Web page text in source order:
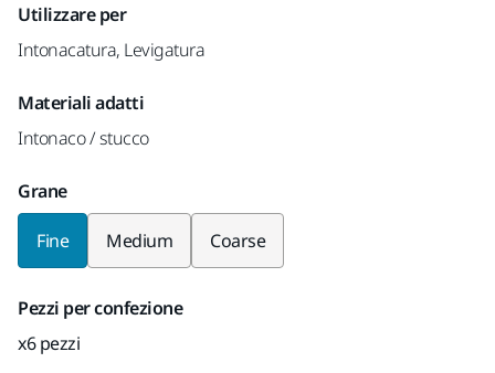
Utilizzare per
Intonacatura, Levigatura
Materiali adatti
Intonaco / stucco
Grane
Fine Medium Coarse
Pezzi per confezione
x6 pezzi